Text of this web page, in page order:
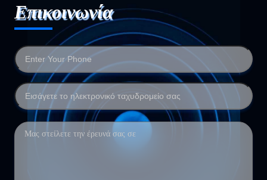
Επικοινωνία